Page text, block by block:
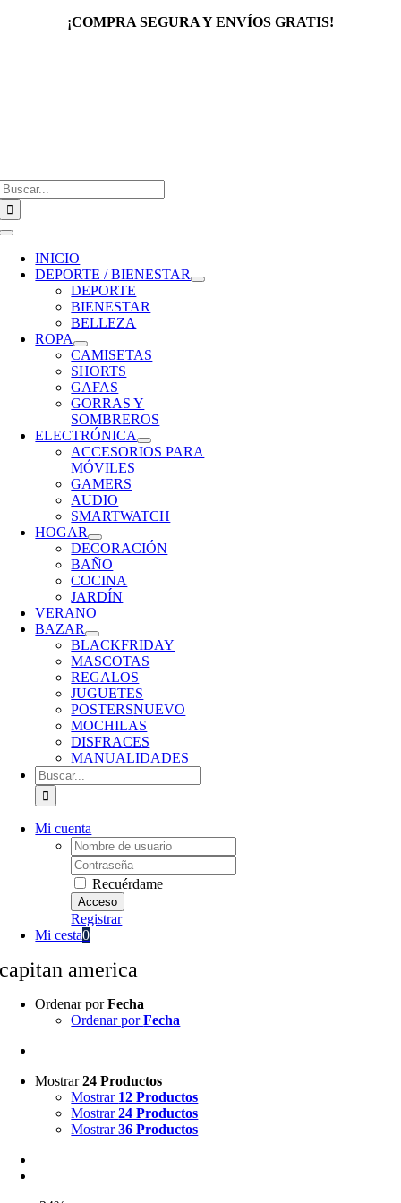
¡COMPRA SEGURA Y ENVÍOS GRATIS!
Toggle
Navigation
INICIO
DEPORTE / BIENESTAR
DEPORTE
BIENESTAR
BELLEZA
ROPA
CAMISETAS
SHORTS
GAFAS
GORRAS Y
SOMBREROS
ELECTRÓNICA
ACCESORIOS PARA
MÓVILES
GAMERS
AUDIO
SMARTWATCH
HOGAR
DECORACIÓN
BAÑO
COCINA
JARDÍN
VERANO
BAZAR
BLACKFRIDAY
MASCOTAS
REGALOS
JUGUETES
POSTERSNUEVO
MOCHILAS
DISFRACES
MANUALIDADES
Buscar:
Mi cuenta
Username:
Password:
Recuérdame
Registrar
Mi cesta0
capitan america
Ordenar porFecha
Ordenar porFecha
Mostrar24 Productos
Mostrar 12 Productos
Mostrar24 Productos
Mostrar36 Productos